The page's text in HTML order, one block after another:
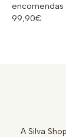
encomendas
99,90€
A Silva